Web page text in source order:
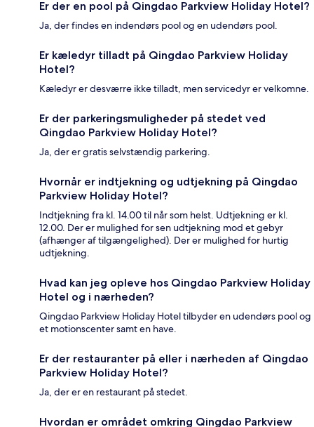
Er der en pool på Qingdao Parkview Holiday Hotel?
Ja, der findes en indendørs pool og en udendørs pool.
Er kæledyr tilladt på Qingdao Parkview Holiday
Hotel?
Kæledyr er desværre ikke tilladt, men servicedyr er velkomne.
Er der parkeringsmuligheder på stedet ved
Qingdao Parkview Holiday Hotel?
Ja, der er gratis selvstændig parkering.
Hvornår er indtjekning og udtjekning på Qingdao
Parkview Holiday Hotel?
Indtjekning fra kl. 14.00 til når som helst. Udtjekning er kl.
12.00. Der er mulighed for sen udtjekning mod et gebyr
(afhænger af tilgængelighed). Der er mulighed for hurtig
udtjekning.
Hvad kan jeg opleve hos Qingdao Parkview Holiday
Hotel og i nærheden?
Qingdao Parkview Holiday Hotel tilbyder en udendørs pool og
et motionscenter samt en have.
Er der restauranter på eller i nærheden af Qingdao
Parkview Holiday Hotel?
Ja, der er en restaurant på stedet.
Hvordan er området omkring Qingdao Parkview